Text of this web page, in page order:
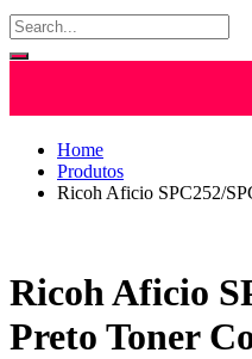
Home
Produtos
Ricoh Aficio SPC252/
Ricoh Aficio
Preto Toner